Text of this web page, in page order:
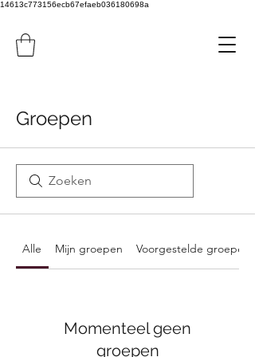
14613c773156ecb67efaeb036180698a
Groepen
Alle Mijn groepen Voorgestelde groepen
Momenteel geen
groepen